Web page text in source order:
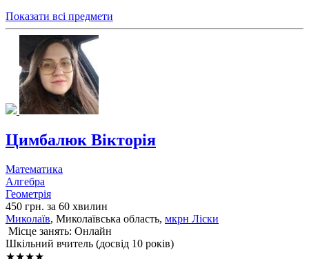
Показати всі предмети
Цимбалюк Вікторія
Математика
Алгебра
Геометрія
450 грн. за 60 хвилин
Миколаїв, Миколаївська область, мкрн Ліски
Місце занять: Онлайн
Шкільний вчитель (досвід 10 років)
★★★★